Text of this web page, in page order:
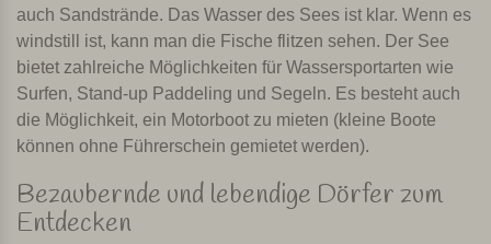
auch Sandstrände. Das Wasser des Sees ist klar. Wenn es
windstill ist, kann man die Fische flitzen sehen. Der See
bietet zahlreiche Möglichkeiten für Wassersportarten wie
Surfen, Stand-up Paddeling und Segeln. Es besteht auch
die Möglichkeit, ein Motorboot zu mieten (kleine Boote
können ohne Führerschein gemietet werden).
Bezaubernde und lebendige Dörfer zum
Entdecken